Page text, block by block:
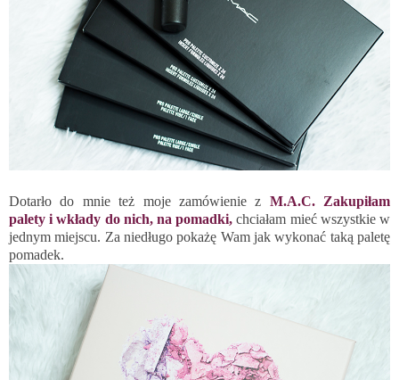
Dotarło do mnie też moje zamówienie z M.A.C. Zakupiłam
palety i wkłady do nich, na pomadki, chciałam mieć wszystkie w
jednym miejscu. Za niedługo pokażę Wam jak wykonać taką paletę
pomadek.